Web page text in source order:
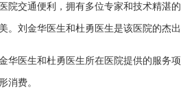
院交通便利，拥有多位专家和技术精湛
。刘金华医生和杜勇医生是该医院的杰
华医生和杜勇医生所在医院提供的服务
消费。